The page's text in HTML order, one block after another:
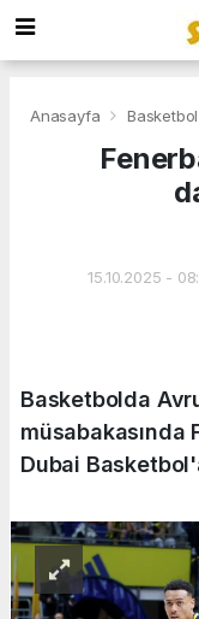
Anasayfa Basketbol
15.10.2025 -
Basketbolda
müsabakasında
Dubai